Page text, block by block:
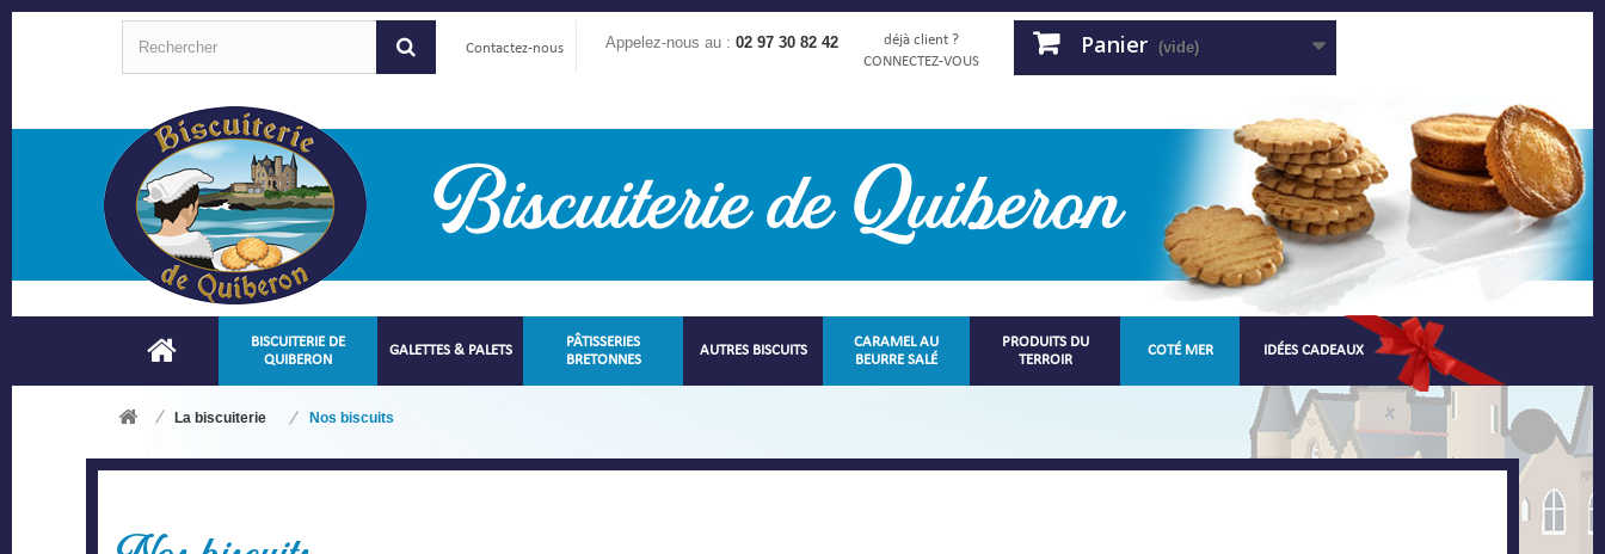
Contactez-nous Appelez-nous au : 02 97 30 82 42
déjà client ?
CONNECTEZ-VOUS
Panier (vide)
BISCUITERIE DE
QUIBERON
GALETTES & PALETS
PÂTISSERIES
BRETONNES
AUTRES BISCUITS
CARAMEL AU
BEURRE SALÉ
PRODUITS DU
TERROIR
COTÉ MER IDÉES CADEAUX
La biscuiterie Nos biscuits